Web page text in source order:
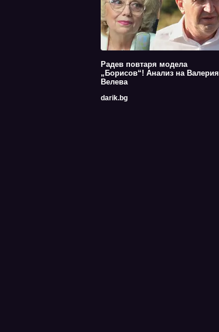
Радев повтаря модела
„Борисов“! Анализ на Валерия
Велева
darik.bg